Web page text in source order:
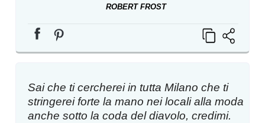
ROBERT FROST
Sai che ti cercherei in tutta Milano che ti
stringerei forte la mano nei locali alla moda
anche sotto la coda del diavolo, credimi.